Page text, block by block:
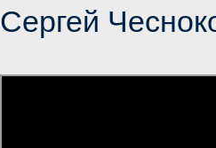
Сергей